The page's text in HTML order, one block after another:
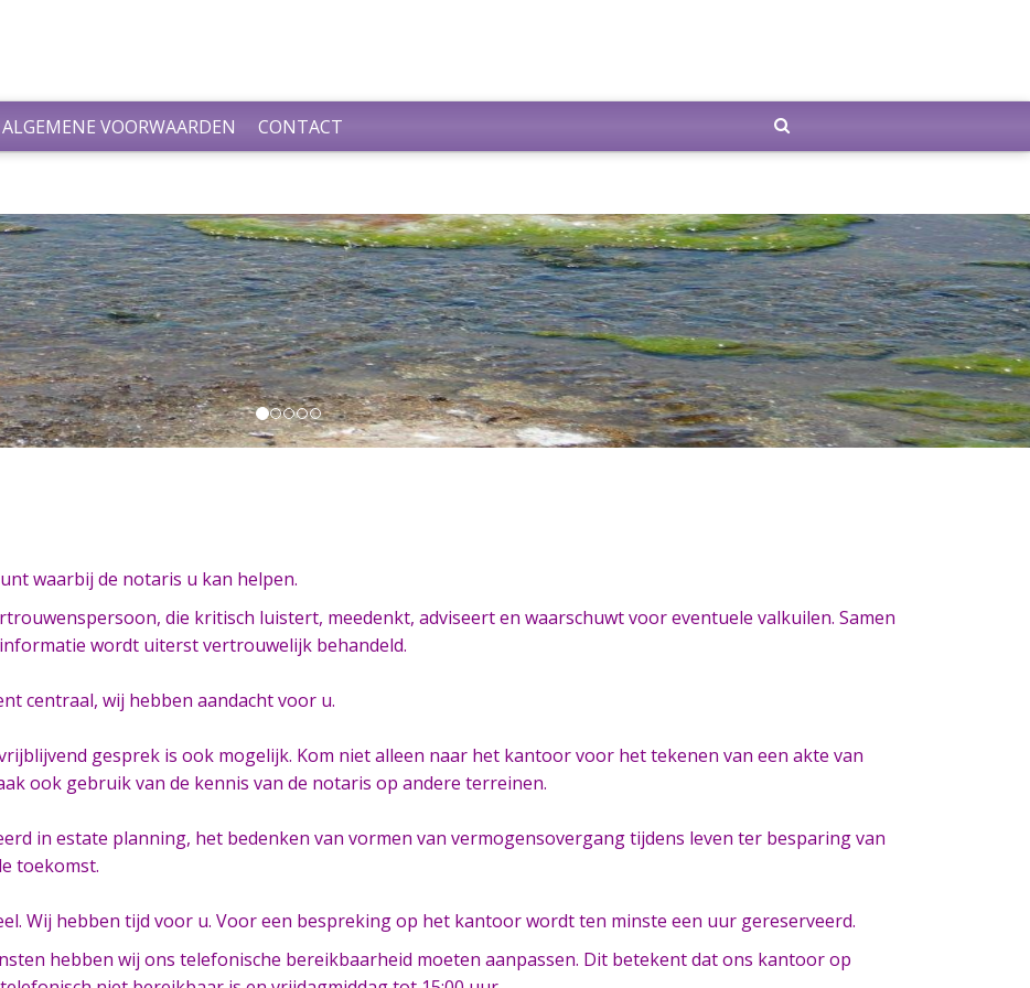
ALGEMENE VOORWAARDEN CONTACT
waarbij de notaris u kan helpen.
die kritisch luistert, meedenkt, adviseert en waarschuwt voor eventuele valkuilen. Samen
wordt uiterst vertrouwelijk behandeld.
centraal, wij hebben aandacht voor u.
gesprek is ook mogelijk. Kom niet alleen naar het kantoor voor het tekenen van een akte van
ook gebruik van de kennis van de notaris op andere terreinen.
in estate planning, het bedenken van vormen van vermogensovergang tijdens leven ter besparing van
toekomst.
Wij hebben tijd voor u. Voor een bespreking op het kantoor wordt ten minste een uur gereserveerd.
hebben wij ons telefonische bereikbaarheid moeten aanpassen. Dit betekent dat ons kantoor op